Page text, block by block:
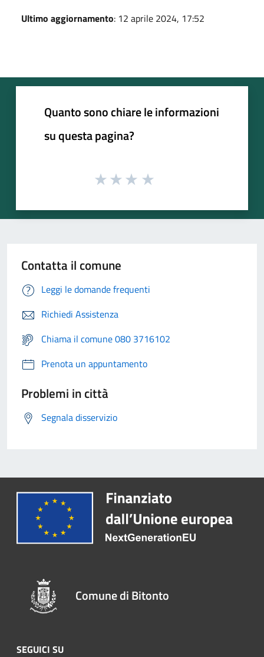
Ultimo aggiornamento: 12 aprile 2024, 17:52
Quanto sono chiare le informazioni
su questa pagina?
Contatta il comune
Leggi le domande frequenti
Richiedi Assistenza
Chiama il comune 080 3716102
Prenota un appuntamento
Problemi in città
Segnala disservizio
Comune di Bitonto
SEGUICI SU